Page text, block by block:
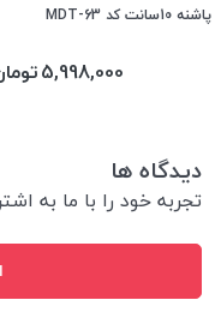
پاشنه 10سانت کد MDT-63
5,998,000
دیدگاه ها
تجربه خود را با ما به